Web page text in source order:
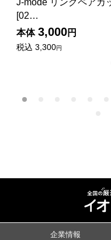
J-mode リングペアカ
[02…
本体 3,000円
税込 3,300円
企業情報